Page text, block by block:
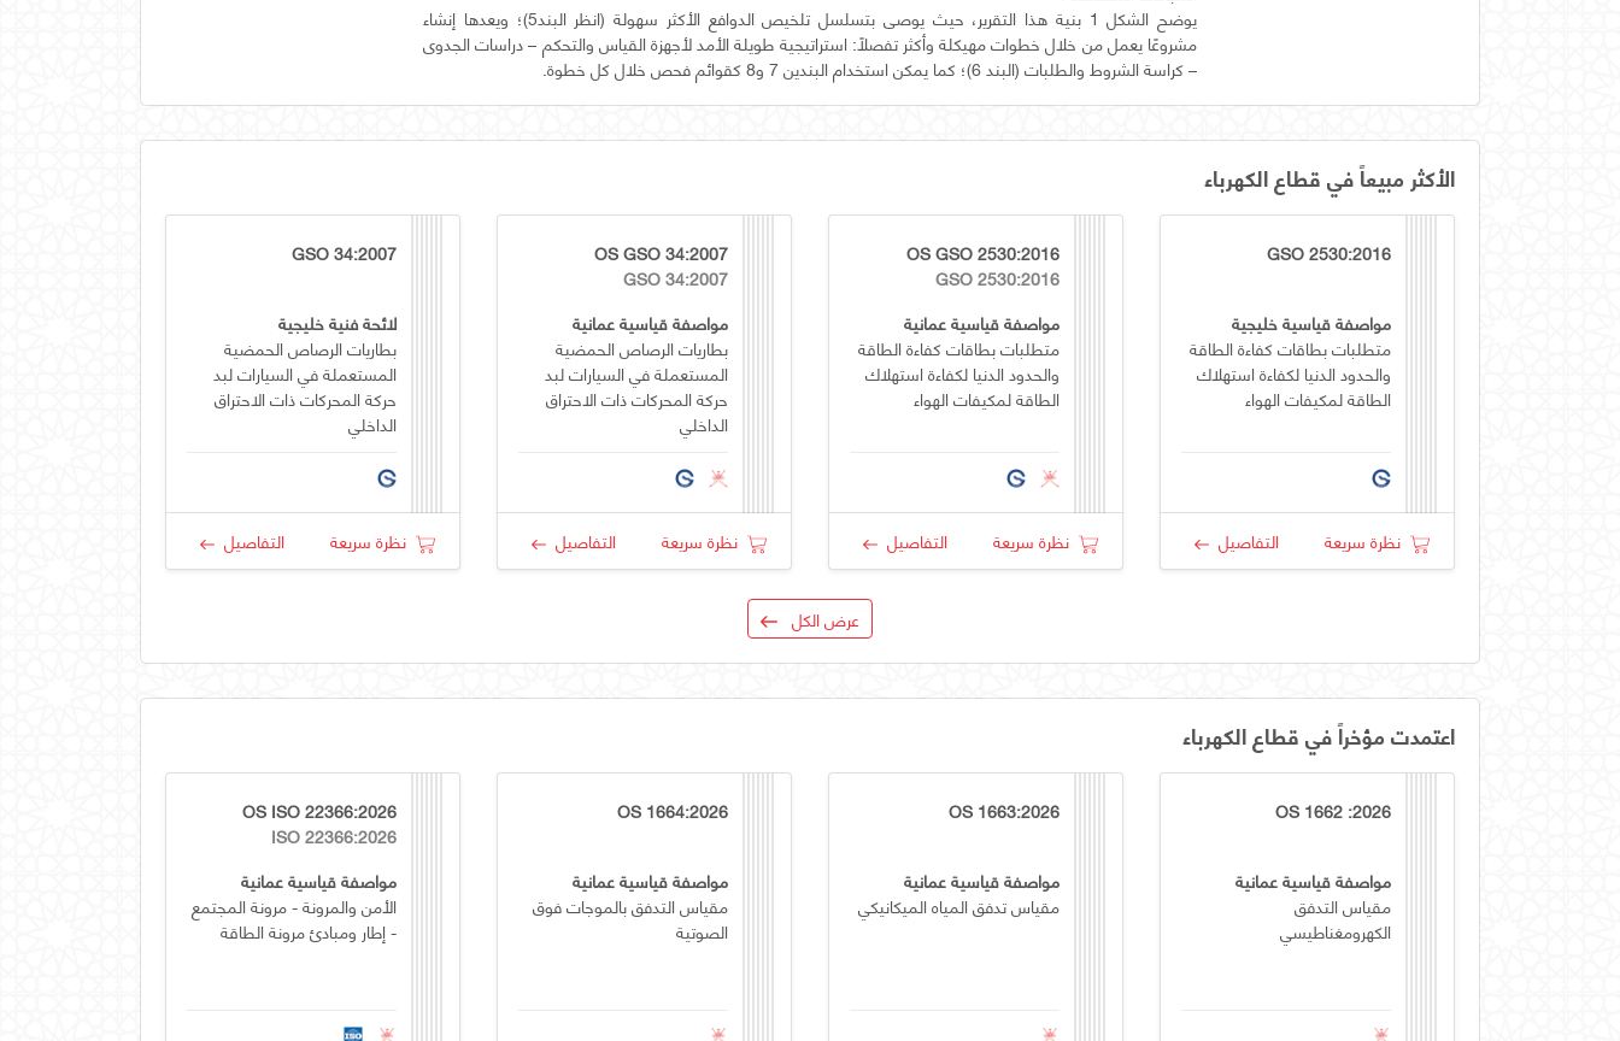
يوضح الشكل 1 بنية هذا التقرير، حيث يوصى بتسلسل تلخيص الدوافع الأكثر سهولة (انظر البند5)؛ ويعدها إنشاء
مشروعًا يعمل من خلال خطوات مهيكلة وأكثر تفصلاً: استراتيجية طويلة الأمد لأجهزة القياس والتحكم – دراسات الجدوى
– كراسة الشروط والطلبات (البند 6)؛ كما يمكن استخدام البندين 7 و8 كقوائم فحص خلال كل خطوة.
الأكثر مبيعاً في قطاع الكهرباء
GSO 2530:2016
مواصفة قياسية خليجية
متطلبات بطاقات كفاءة الطاقة
والحدود الدنيا لكفاءة استهلاك
الطاقة لمكيفات الهواء
نظرة سريعة التفاصيل
OS GSO 2530:2016
GSO 2530:2016
مواصفة قياسية عمانية
متطلبات بطاقات كفاءة الطاقة
والحدود الدنيا لكفاءة استهلاك
الطاقة لمكيفات الهواء
نظرة سريعة التفاصيل
OS GSO 34:2007
GSO 34:2007
مواصفة قياسية عمانية
بطاريات الرصاص الحمضية
المستعملة في السيارات لبد
حركة المحركات ذات الاحتراق
الداخلي
نظرة سريعة التفاصيل
GSO 34:2007
لائحة فنية خليجية
بطاريات الرصاص الحمضية
المستعملة في السيارات لبد
حركة المحركات ذات الاحتراق
الداخلي
نظرة سريعة التفاصيل
عرض الكل
اعتمدت مؤخراً في قطاع الكهرباء
OS 1662 :2026
مواصفة قياسية عمانية
مقياس التدفق
الكهرومغناطيسي
OS 1663:2026
مواصفة قياسية عمانية
مقياس تدفق المياه الميكانيكي
OS 1664:2026
مواصفة قياسية عمانية
مقياس التدفق بالموجات فوق
الصوتية
OS ISO 22366:2026
ISO 22366:2026
مواصفة قياسية عمانية
الأمن والمرونة - مرونة المجتمع
- إطار ومبادئ مرونة الطاقة